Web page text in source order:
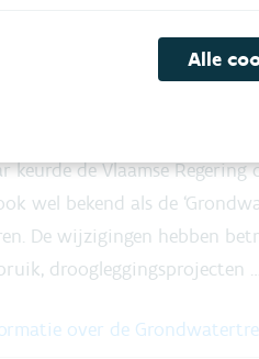
keurde de Vlaamse
wel bekend als de
De wijzigingen hebben
droogleggingsprojecten …
over de
Alle